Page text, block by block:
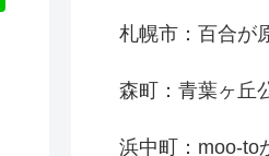
札幌市：百合が
森町：青葉ヶ丘
浜中町：moo-to